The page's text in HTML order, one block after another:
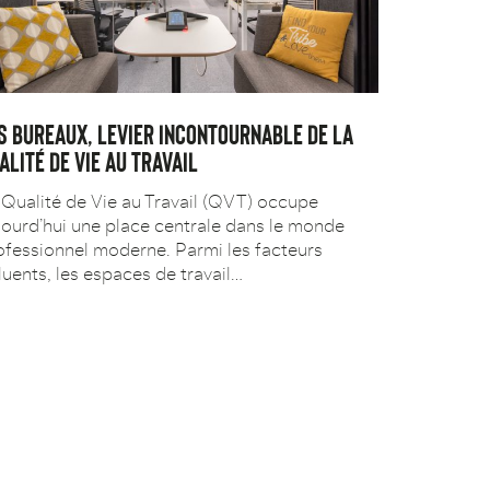
BUREAUX, LEVIER INCONTOURNABLE DE LA
DE VIE AU TRAVAIL
de Vie au Travail (QVT) occupe
une place centrale dans le monde
moderne. Parmi les facteurs
les espaces de travail…